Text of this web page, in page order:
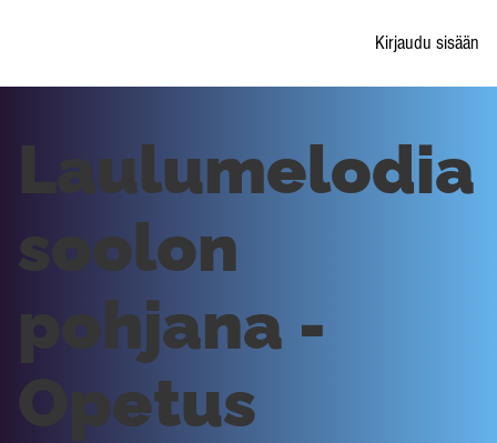
Kirjaudu sisään
Laulumelodia
soolon
pohjana -
Opetus